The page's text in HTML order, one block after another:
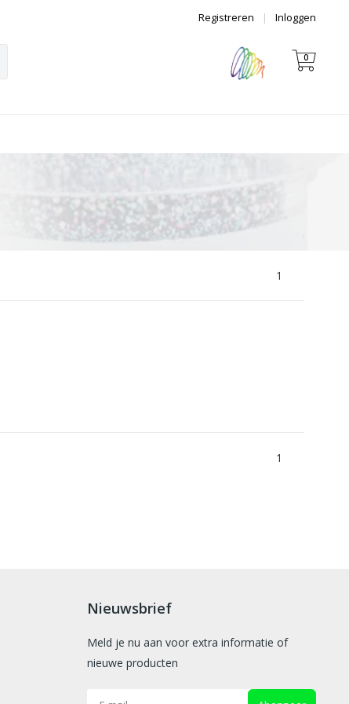
Inloggen
|
Registreren
0
1
1
Nieuwsbrief
Meld je nu aan voor extra informatie of
nieuwe producten